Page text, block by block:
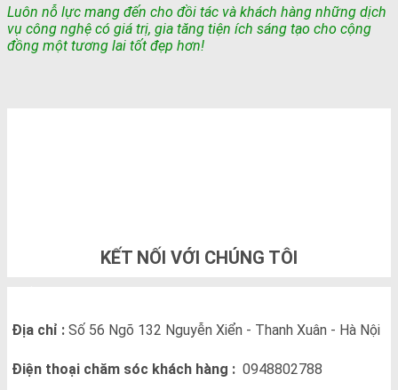
Luôn nỗ lực mang đến cho đồi tác và khách hàng những dịch
vụ công nghệ có giá trị, gia tăng tiện ích sáng tạo cho cộng
đồng một tương lai tốt đẹp hơn!
KẾT NỐI VỚI CHÚNG TÔI
Địa chỉ : Số 56 Ngõ 132 Nguyễn Xiển - Thanh Xuân - Hà Nội
Điện thoại chăm sóc khách hàng : 0948802788